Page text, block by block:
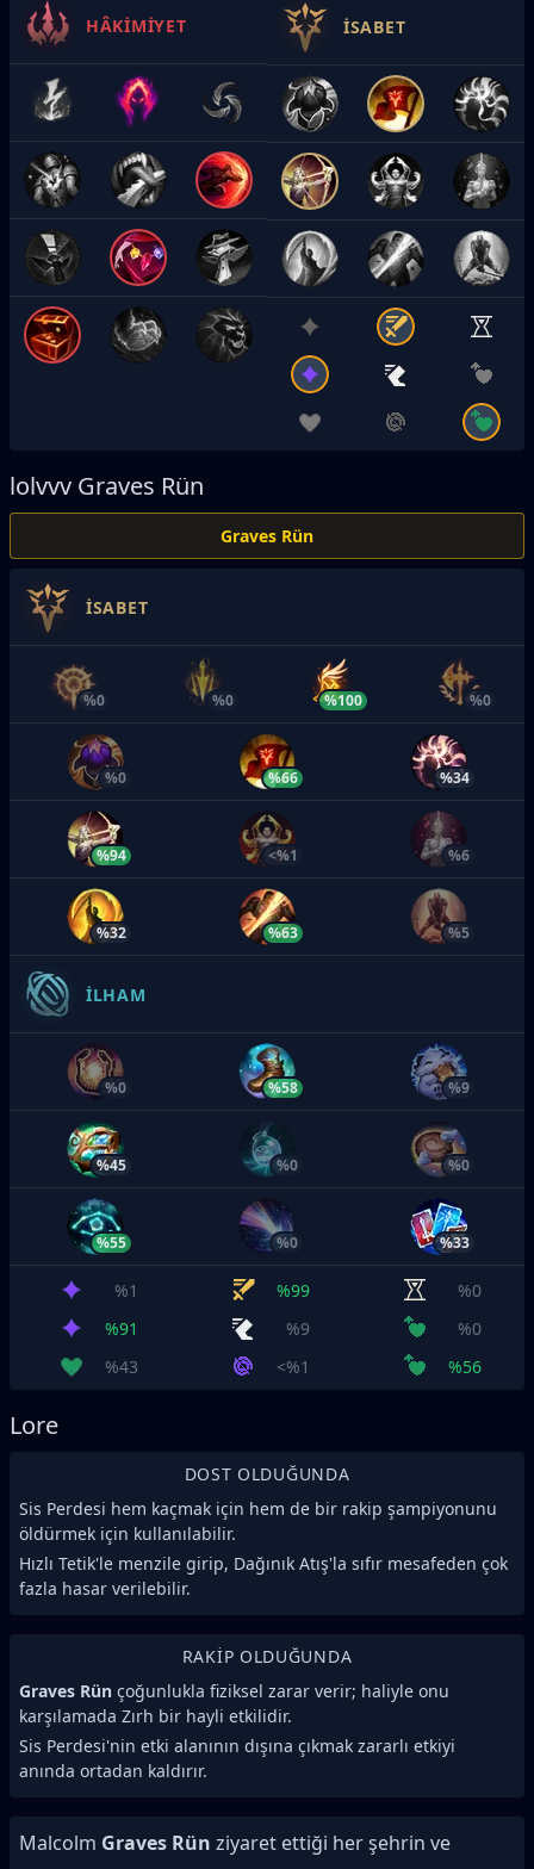
HÂKIMIYET İSABET
lolvvv Graves Rün
Graves Rün
İSABET
%0 %0 %100 %0
%0 %66 %34
%94 <%1 %6
%32 %63 %5
İLHAM
%0 %58 %9
%45 %0 %0
%55 %0 %33
%1 %99
%0
%91
%9
%0
%43
<%1 %56
Lore
DOST OLDUĞUNDA
Sis Perdesi hem kaçmak için hem de bir rakip şampiyonunu
öldürmek için kullanılabilir.
Hızlı Tetik'le menzile girip, Dağınık Atış'la sıfır mesafeden çok
fazla hasar verilebilir.
RAKIP OLDUĞUNDA
Graves Rün çoğunlukla fiziksel zarar verir; haliyle onu
karşılamada Zırh bir hayli etkilidir.
Sis Perdesi'nin etki alanının dışına çıkmak zararlı etkiyi
anında ortadan kaldırır.
Malcolm Graves Rün ziyaret ettiği her şehrin ve